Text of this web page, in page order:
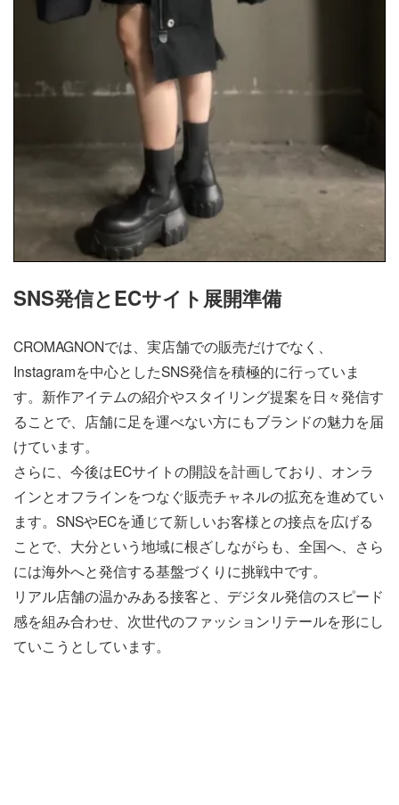
SNS発信とECサイト展開準備
CROMAGNONでは、実店舗での販売だけでなく、
Instagramを中心としたSNS発信を積極的に行っていま
す。新作アイテムの紹介やスタイリング提案を日々発信す
ることで、店舗に足を運べない方にもブランドの魅力を届
けています。
さらに、今後はECサイトの開設を計画しており、オンラ
インとオフラインをつなぐ販売チャネルの拡充を進めてい
ます。SNSやECを通じて新しいお客様との接点を広げる
ことで、大分という地域に根ざしながらも、全国へ、さら
には海外へと発信する基盤づくりに挑戦中です。
リアル店舗の温かみある接客と、デジタル発信のスピード
感を組み合わせ、次世代のファッションリテールを形にし
ていこうとしています。